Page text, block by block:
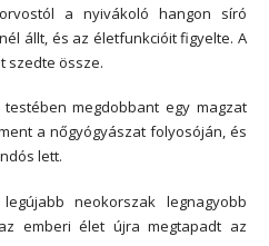
a nyivákoló hangon síró
állt, és az életfunkcióit figyelte. A
szedte össze.
megdobbant egy magzat
a nőgyógyászat folyosóján, és
lett.
neokorszak legnagyobb
emberi élet újra megtapadt az